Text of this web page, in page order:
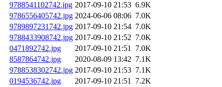
9788541102742.jpg 2017-09-10 21:53 6.9K
9786556405742.jpg 2024-06-06 08:06 7.0K
9789897231742.jpg 2017-09-10 21:54 7.0K
9788433908742.jpg 2017-09-10 21:52 7.0K
0471892742.jpg
2017-09-10 21:51 7.0K
8587864742.jpg
2020-08-09 13:42 7.1K
9788538302742.jpg 2017-09-10 21:53 7.1K
0194536742.jpg
2017-09-10 21:51 7.2K